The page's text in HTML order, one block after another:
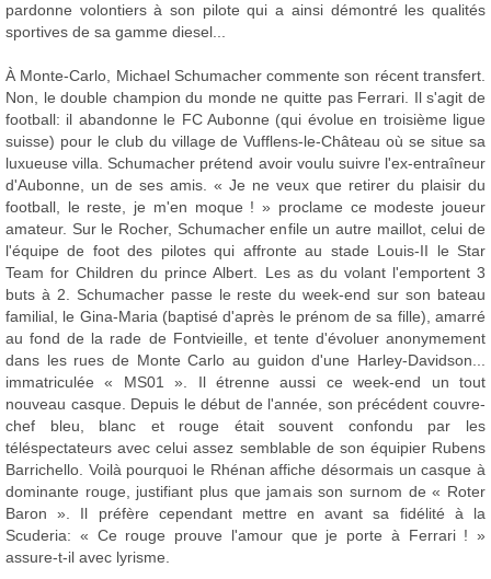
pardonne volontiers à son pilote qui a ainsi démontré les qualités
sportives de sa gamme diesel...
À Monte-Carlo, Michael Schumacher commente son récent transfert.
Non, le double champion du monde ne quitte pas Ferrari. Il s'agit de
football: il abandonne le FC Aubonne (qui évolue en troisième ligue
suisse) pour le club du village de Vufflens-le-Château où se situe sa
luxueuse villa. Schumacher prétend avoir voulu suivre l'ex-entraîneur
d'Aubonne, un de ses amis. « Je ne veux que retirer du plaisir du
football, le reste, je m'en moque ! » proclame ce modeste joueur
amateur. Sur le Rocher, Schumacher enfile un autre maillot, celui de
l'équipe de foot des pilotes qui affronte au stade Louis-II le Star
Team for Children du prince Albert. Les as du volant l'emportent 3
buts à 2. Schumacher passe le reste du week-end sur son bateau
familial, le Gina-Maria (baptisé d'après le prénom de sa fille), amarré
au fond de la rade de Fontvieille, et tente d'évoluer anonymement
dans les rues de Monte Carlo au guidon d'une Harley-Davidson...
immatriculée « MS01 ». Il étrenne aussi ce week-end un tout
nouveau casque. Depuis le début de l'année, son précédent couvre-
chef bleu, blanc et rouge était souvent confondu par les
téléspectateurs avec celui assez semblable de son équipier Rubens
Barrichello. Voilà pourquoi le Rhénan affiche désormais un casque à
dominante rouge, justifiant plus que jamais son surnom de « Roter
Baron ». Il préfère cependant mettre en avant sa fidélité à la
Scuderia: « Ce rouge prouve l'amour que je porte à Ferrari ! »
assure-t-il avec lyrisme.